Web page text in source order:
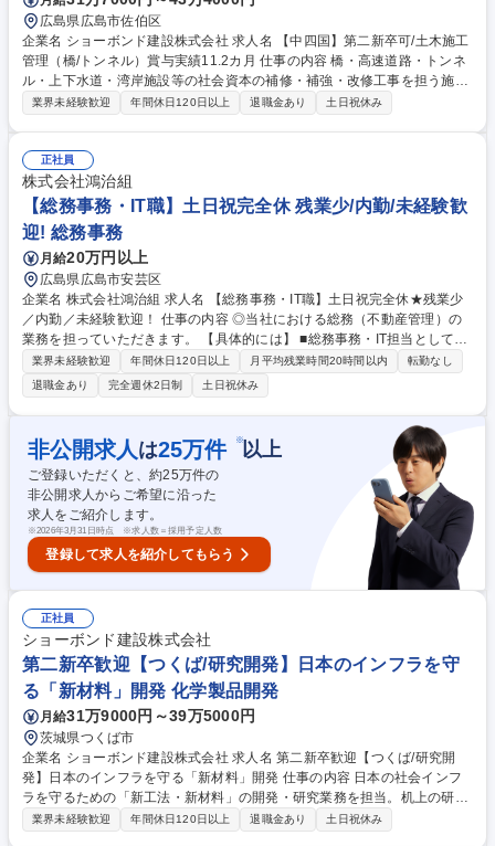
広島県広島市佐伯区
企業名 ショーボンド建設株式会社 求人名 【中四国】第二新卒可/土木施工
管理（橋/トンネル）賞与実績11.2カ月 仕事の内容 橋・高速道路・トンネ
ル・上下水道・湾岸施設等の社会資本の補修・補強・改修工事を担う施工
管理として、末永く活躍頂ける方を募集しています。【仕事詳細】施工計
【規模】5000～1億円程 度から3～10億円規模まで【工期】小規模で1
年、大型で2～4年 ≪補修工事ならではの醍醐味≫新設工事に比べ小さな
案件が多いため、早くから一つの現場を任され、責任を持って仕事に取り
組むことが可能です。また、施工管理として経験を積んだ後に、設計職へ
キャリアチェンジする方もおります。 募集職種 【中四国】第二新卒可/土
木施工管理（橋/トンネル）賞与実績11.2カ月
業界未経験歓迎 年間休日120日以上 退職金あり 土日祝休み
正社員
株式会社鴻治組
【総務事務・IT職】土日祝完全休 残業少/内勤/未経験歓
迎! 総務事務
月給20万円以上
広島県広島市安芸区
企業名 株式会社鴻治組 求人名 【総務事務・IT職】土日祝完全休★残業少
／内勤／未経験歓迎！ 仕事の内容 ◎当社における総務（不動産管理）の
業務を担っていただきます。 【具体的には】 ■総務事務・IT担当として、
備品管理(PC・携帯等)、社内システム・端末管理等IT関連業務、会社資産
管理(不動産等)、労務管理、書類作成等、その他総務業務全般を行ってい
ただきます。 ■まずはご経験やスキルに合わせた作業・業務からご担当い
ただきます。先輩社員のサポートも万全ですので、ご安心ください！ ■業
務の変更の範囲：当社業務全般 募集職種 【総務事務・IT職】土日祝完全
休★残業少／内勤／未経験歓迎！
業界未経験歓迎 年間休日120日以上 月平均残業時間20時間以内
転勤なし
退職金あり
完全週休2日制 土日祝休み
非公開求人 は25万件 ※以上
ご登録いただくと、約25万件の
非公開求人からご希望に沿った
求人をご紹介します。
※2026年3月31日時点 ※求人数＝採用予定人数
登録して求人を紹介してもらう
正社員
ショーボンド建設株式会社
第二新卒歓迎【つくば/研究開発】日本のインフラを守
る「新材料」開発 化学製品開発
月給31万9000円～39万5000円
茨城県つくば市
企業名 ショーボンド建設株式会社 求人名 第二新卒歓迎【つくば/研究開
発】日本のインフラを守る「新材料」開発 仕事の内容 日本の社会インフ
ラを守るための「新工法・新材料」の開発・研究業務を担当。机上の研究
にとどまらず、現場と密に連携し、実用化まで一貫して携わるのが特徴で
業界未経験歓迎 年間休日120日以上 退職金あり 土日祝休み